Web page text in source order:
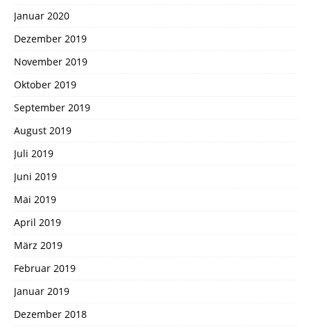
Januar 2020
Dezember 2019
November 2019
Oktober 2019
September 2019
August 2019
Juli 2019
Juni 2019
Mai 2019
April 2019
März 2019
Februar 2019
Januar 2019
Dezember 2018